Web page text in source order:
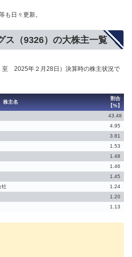
も日々更新。
ス（9326）の大株主一覧
2025年２月28日）決算時の株主状況で
株主名
割合
【%】
43.48
4.95
3.81
1.53
1.48
1.46
1.45
社
1.24
1.20
1.13